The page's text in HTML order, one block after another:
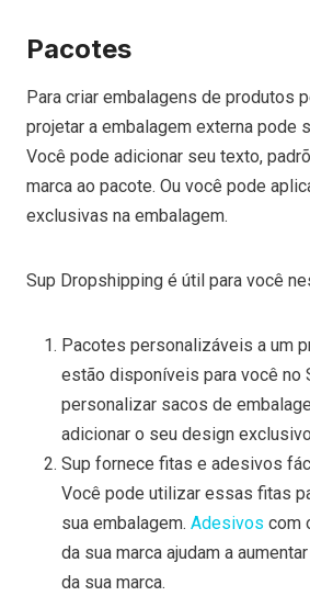
Pacotes
Para criar embalagens de produtos
projetar a embalagem externa pode
Você pode adicionar seu texto,
marca ao pacote. Ou você pode
exclusivas na embalagem.
Sup Dropshipping é útil para você
Pacotes personalizáveis a um
estão disponíveis para você no
personalizar sacos de
adicionar o seu design
Sup fornece fitas e adesivos
Você pode utilizar essas fitas
sua embalagem. Adesivos com
da sua marca ajudam a
da sua marca.